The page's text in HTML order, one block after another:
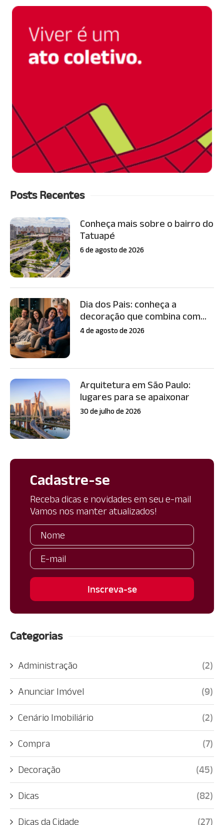
Posts Recentes
Conheça mais sobre o bairro do
Tatuapé
6 de agosto de 2026
Dia dos Pais: conheça a
decoração que combina com...
4 de agosto de 2026
Arquitetura em São Paulo:
lugares para se apaixonar
30 de julho de 2026
Cadastre-se
Receba dicas e novidades em seu e-mail
Vamos nos manter atualizados!
Categorias
Administração (2)
Anunciar Imóvel (9)
Cenário Imobiliário (2)
Compra (7)
Decoração (45)
Dicas (82)
Dicas da Cidade (27)